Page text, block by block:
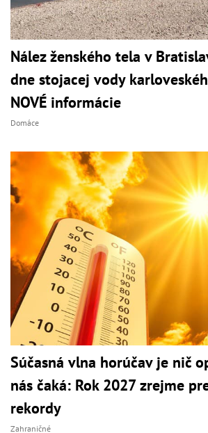
Nález ženského tela v
dne stojacej vody
NOVÉ informácie
Domáce
Súčasná vlna horúčav je nič
nás čaká: Rok 2027 zrejme
rekordy
Zahraničné